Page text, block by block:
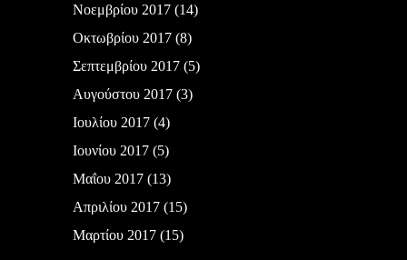
Νοεμβρίου 2017(14)
Οκτωβρίου 2017(8)
Σεπτεμβρίου 2017(5)
Αυγούστου 2017(3)
Ιουλίου 2017(4)
Ιουνίου 2017(5)
Μαΐου 2017(13)
Απριλίου 2017(15)
Μαρτίου 2017(15)